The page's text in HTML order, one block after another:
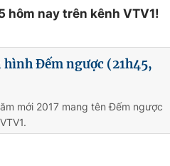
hôm nay trên kênh VTV1!
Đếm ngược (21h45,
mới 2017 mang tên Đếm ngược